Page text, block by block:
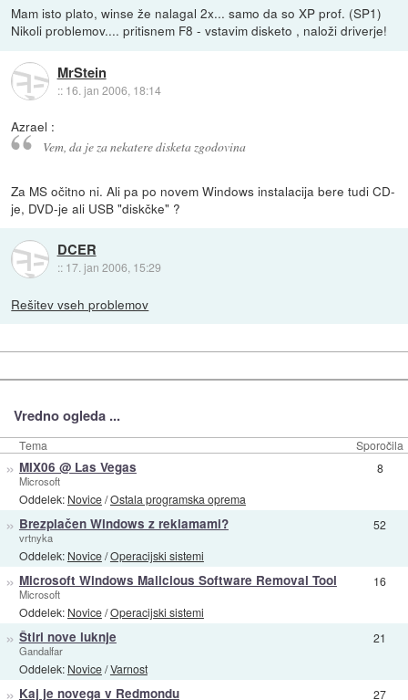
Mam isto plato, winse že nalagal 2x... samo da so XP prof. (SP1)
Nikoli problemov.... pritisnem F8 - vstavim disketo , naloži driverje!
MrStein
:: 16. jan 2006, 18:14
Azrael :
Vem, da je za nekatere disketa zgodovina
Za MS očitno ni. Ali pa po novem Windows instalacija bere tudi CD-
je, DVD-je ali USB "diskčke" ?
DCER
:: 17. jan 2006, 15:29
Rešitev vseh problemov
Vredno ogleda ...
Tema Sporočila
» MIX06 @ Las Vegas
Microsoft
Oddelek: Novice/Ostala programska oprema
8
» Brezplačen Windows z reklamami?
vrtnyka
Oddelek: Novice/Operacijski sistemi
52
» Microsoft Windows Malicious Software Removal Tool
Microsoft
Oddelek: Novice/Operacijski sistemi
16
» Štiri nove luknje
Gandalfar
Oddelek: Novice/Varnost
21
» Kaj je novega v Redmondu 27